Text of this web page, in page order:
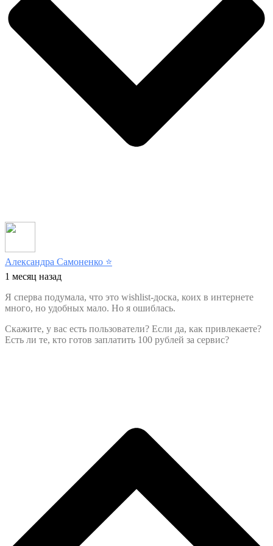
Александра Самоненко ⭐️
1 месяц назад
Я сперва подумала, что это wishlist-доска, коих в интернете
много, но удобных мало. Но я ошиблась.
Скажите, у вас есть пользователи? Если да, как привлекаете?
Есть ли те, кто готов заплатить 100 рублей за сервис?